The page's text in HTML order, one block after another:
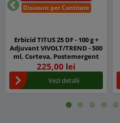
Discount per Cantitate
Erbicid TITUS 25 DF - 100 g +
Adjuvant VIVOLT/TREND - 500
ml, Corteva, Postemergent
225,00 lei
Vezi detalii